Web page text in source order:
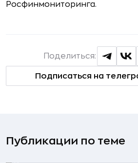
Росфинмониторинга.
Подписаться на
Поделиться:
Публикации по теме